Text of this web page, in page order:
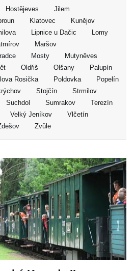
Hostějeves
Jilem
Klatovec
Kunějov
Lipnice u Dačic
Lomy
Maršov
Mosty
Mutyněves
Oldřiš Olšany
Palupín
Rosička Poldovka
Popelín
Stojčín
Strmilov
Suchdol Sumrakov
Terezín
Velký Jeníkov
Vlčetín
Zvůle